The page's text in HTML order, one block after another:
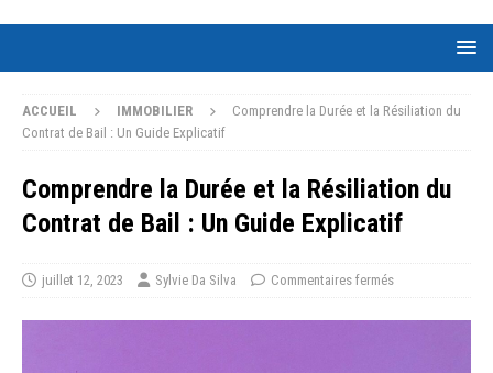
ACCUEIL IMMOBILIER
Comprendre la Durée et la Résiliation du
Contrat de Bail : Un Guide Explicatif
Comprendre la Durée et la Résiliation du
Contrat de Bail : Un Guide Explicatif
juillet 12, 2023 Sylvie Da Silva Commentaires fermés